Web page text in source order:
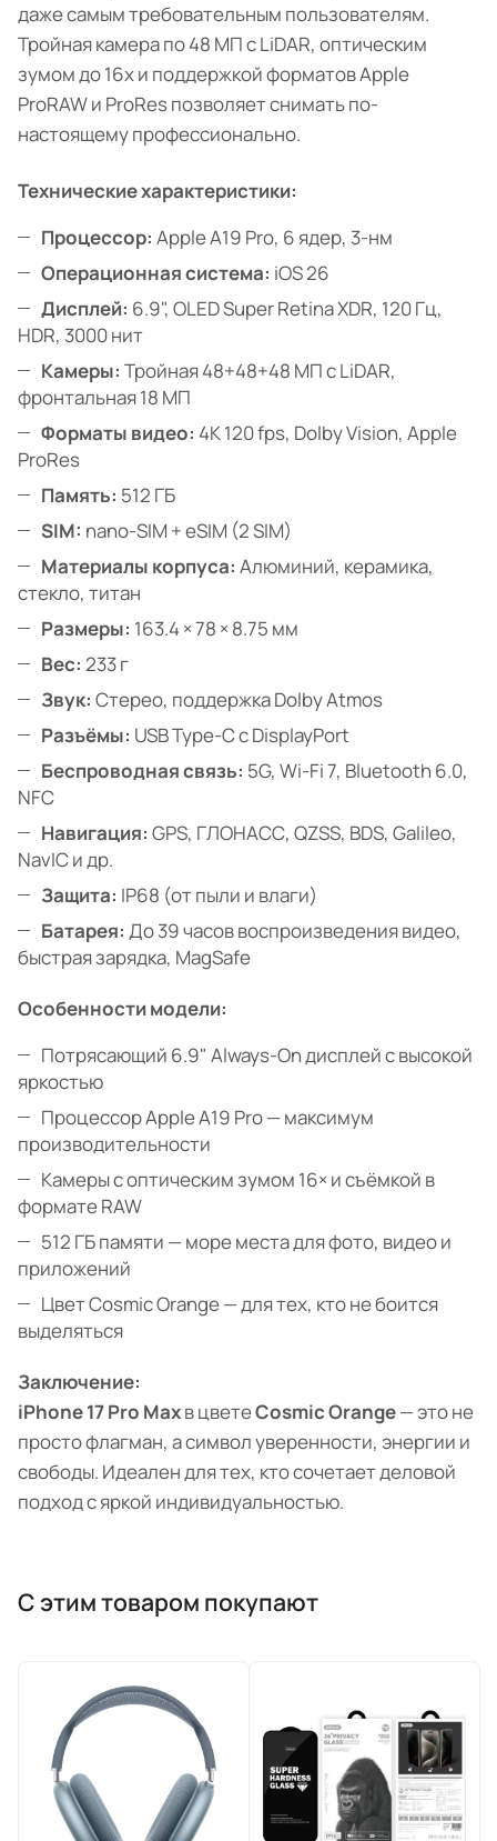
даже самым требовательным пользователям.
Тройная камера по 48 МП с LiDAR, оптическим
зумом до 16х и поддержкой форматов Apple
ProRAW и ProRes позволяет снимать по-
настоящему профессионально.
Технические характеристики:
Процессор: Apple A19 Pro, 6 ядер, 3-нм
Операционная система: iOS 26
Дисплей: 6.9", OLED Super Retina XDR, 120 Гц,
HDR, 3000 нит
Камеры: Тройная 48+48+48 МП с LiDAR,
фронтальная 18 МП
Форматы видео: 4K 120 fps, Dolby Vision, Apple
ProRes
Память: 512 ГБ
SIM: nano-SIM + eSIM (2 SIM)
Материалы корпуса: Алюминий, керамика,
стекло, титан
Размеры: 163.4 × 78 × 8.75 мм
Вес: 233 г
Звук: Стерео, поддержка Dolby Atmos
Разъёмы: USB Type-C с DisplayPort
Беспроводная связь: 5G, Wi-Fi 7, Bluetooth 6.0,
NFC
Навигация: GPS, ГЛОНАСС, QZSS, BDS, Galileo,
NavIC и др.
Защита: IP68 (от пыли и влаги)
Батарея: До 39 часов воспроизведения видео,
быстрая зарядка, MagSafe
Особенности модели:
Потрясающий 6.9" Always-On дисплей с высокой
яркостью
Процессор Apple A19 Pro — максимум
производительности
Камеры с оптическим зумом 16× и съёмкой в
формате RAW
512 ГБ памяти — море места для фото, видео и
приложений
Цвет Cosmic Orange — для тех, кто не боится
выделяться
Заключение:
iPhone 17 Pro Maxв цветеCosmic Orange— это не
просто флагман, а символ уверенности, энергии и
свободы. Идеален для тех, кто сочетает деловой
подход с яркой индивидуальностью.
С этим товаром покупают